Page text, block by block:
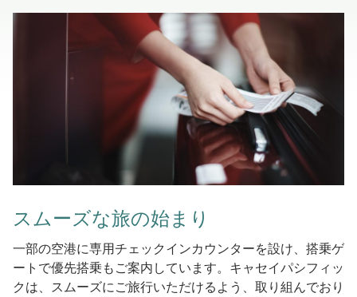
スムーズな旅の始まり
一部の空港に専用チェックインカウンターを設け、搭乗ゲ
ートで優先搭乗もご案内しています。キャセイパシフィッ
クは、スムーズにご旅行いただけるよう、取り組んでおり